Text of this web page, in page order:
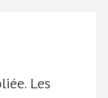
Les